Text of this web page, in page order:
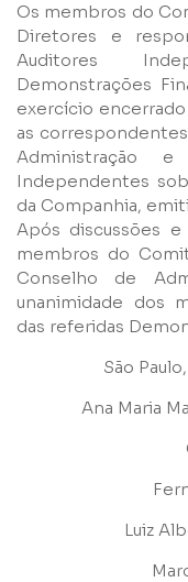
Os membros do
Diretores e
Auditores
Demonstrações
exercício
as
Administração
Independentes
da Companhia,
Após discussões
membros do
Conselho de
unanimidade dos
das referidas
São
Ana Maria
Luiz
Nome
E-mail
Empresa
Perfil
Grupos
Li e